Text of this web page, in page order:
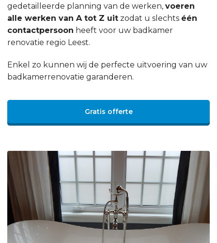
gedetailleerde planning van de werken, voeren
alle werken van A tot Z uit zodat u slechts één
contactpersoon heeft voor uw badkamer
renovatie regio Leest.
Enkel zo kunnen wij de perfecte uitvoering van uw
badkamerrenovatie garanderen.
Gratis offerte